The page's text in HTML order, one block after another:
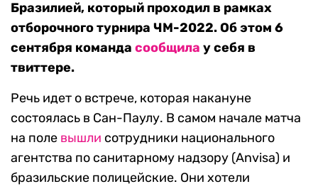
Бразилией, который проходил в рамках
отборочного турнира ЧМ-2022. Об этом 6
сентября команда сообщила у себя в
твиттере.
Речь идет о встрече, которая накануне
состоялась в Сан-Паулу. В самом начале матча
на поле вышли сотрудники национального
агентства по санитарному надзору (Anvisa) и
бразильские полицейские. Они хотели